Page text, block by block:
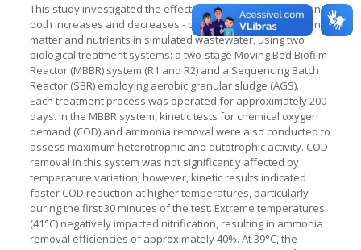
This study investigated the effects of temperature variation -
both increases and decreases - on the conversion of organic
matter and nutrients in simulated wastewater, using two
biological treatment systems: a two-stage Moving Bed Biofilm
Reactor (MBBR) system (R1 and R2) and a Sequencing Batch
Reactor (SBR) employing aerobic granular sludge (AGS).
Each treatment process was operated for approximately 200
days. In the MBBR system, kinetic tests for chemical oxygen
demand (COD) and ammonia removal were also conducted to
assess maximum heterotrophic and autotrophic activity. COD
removal in this system was not significantly affected by
temperature variation; however, kinetic results indicated
faster COD reduction at higher temperatures, particularly
during the first 30 minutes of the test. Extreme temperatures
(41°C) negatively impacted nitrification, resulting in ammonia
removal efficiencies of approximately 40%. At 39°C, the